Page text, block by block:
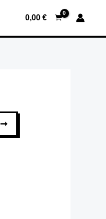
0,00 €
➞